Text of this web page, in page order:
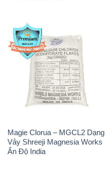
Magie Clorua – MGCL2 Dạng
Vảy Shreeji Magnesia Works
Ấn Độ India